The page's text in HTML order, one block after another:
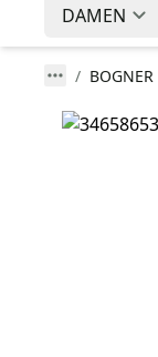
DAMEN